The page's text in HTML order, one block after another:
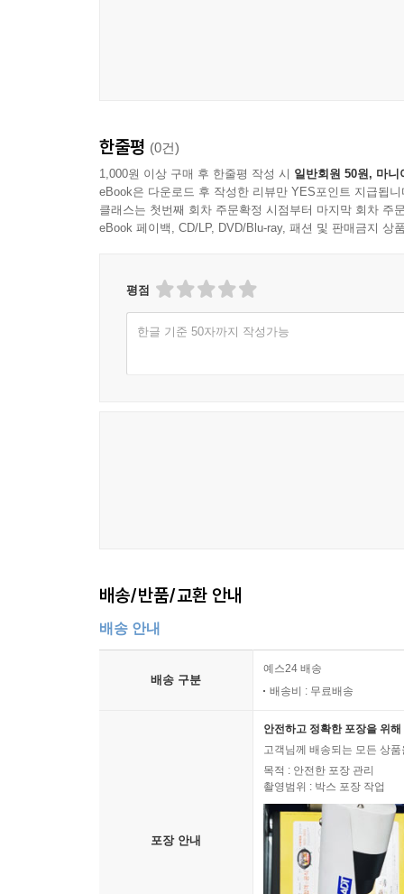
한줄평 (0건)
1,000원 이상 구매 후 한줄평 작성 시 일반회원 50원, 마니
eBook은 다운로드 후 작성한 리뷰만 YES포인트 지급됩니
클래스는 첫번째 회차 주문확정 시점부터 마지막 회차 주
eBook 페이백, CD/LP, DVD/Blu-ray, 패션 및 판매금지 상
평점
한글 기준 50자까지 작성가능
배송/반품/교환 안내
배송 안내
배송 구분
예스24 배송
배송비 : 무료배송
포장 안내
안전하고 정확한 포장을 위
고객님께 배송되는 모든 상
목적 : 안전한 포장 관리
촬영범위 : 박스 포장 작업